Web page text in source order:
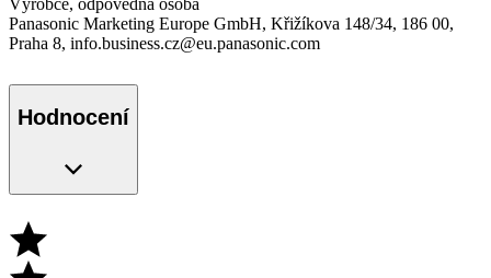
Panasonic Marketing Europe GmbH, Křižíkova 148/34, 186 00,
Praha 8, info.business.cz@eu.panasonic.com
Hodnocení